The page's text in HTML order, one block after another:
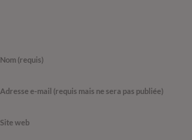
Nom (requis)
Adresse e-mail (requis mais ne sera pas publiée)
Site web